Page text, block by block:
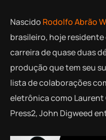
Nascido Rodolfo Abrão
brasileiro, hoje residente
carreira de quase duas
produção que tem seu
lista de colaborações
eletrônica como Laurent
Press2, John Digweed